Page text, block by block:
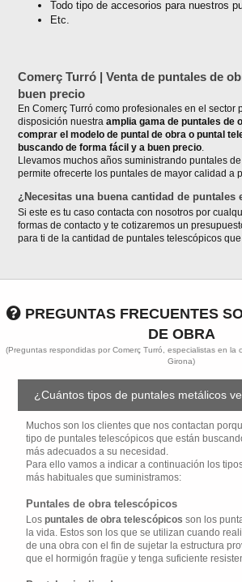
Todo tipo de accesorios para nuestros
Etc.
Comerç Turró | Venta de puntales de
buen precio
En Comerç Turró como profesionales en el sector
disposición nuestraamplia gama de puntales de
comprar el modelo de puntal de obra o puntal
buscando de forma fácil y a buen precio.
Llevamos muchos años suministrando puntales
permite ofrecerte los puntales de mayor calidad a
¿Necesitas una buena cantidad de puntales
Si este es tu caso contacta con nosotros por
formas de contacto y te cotizaremos un
para ti de la cantidad de puntales telescópicos
PREGUNTAS FRECUENTES
DE OBRA
(Preguntas respondidas por Comerç Turró, especialistas en la
Girona)
¿Cuántos tipos de puntales metálicos
Muchos son los clientes que nos contactan
tipo de puntales telescópicos que están
más adecuados a su necesidad.
Para ello vamos a indicar a continuación los
más habituales que suministramos:
Puntales de obra telescópicos
Lospuntales de obra telescópicos son los
la vida. Estos son los que se utilizan cuando
de una obra con el fin de sujetar la estructura
que el hormigón fragüe y tenga suficiente